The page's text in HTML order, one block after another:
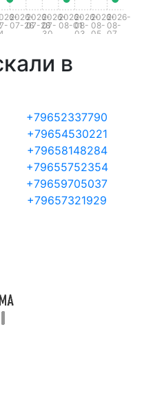
2026-
07-26
2026-
07-28
2026-
07-
30
2026-
08-01
2026-
08-
03
2026-
08-
05
2026-
08-
07
в
+79652337790
+79654530221
+79658148284
+79655752354
+79659705037
+79657321929